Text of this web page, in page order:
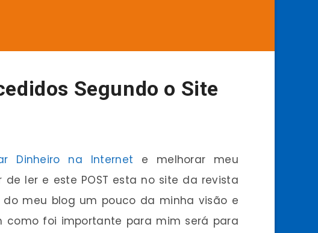
Segundo o Site
Dinheiro na Internet e melhorar meu
ler e este POST esta no site da revista
do meu blog um pouco da minha visão e
como foi importante para mim será para